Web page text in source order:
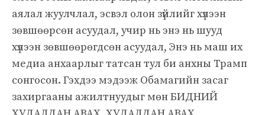
аялал жуулчлал, эсвэл олон зүйлийг хүлээн
зөвшөөрсөн асуудал, учир нь энэ нь шууд
хүлээн зөвшөөрөгдсөн асуудал, Энэ нь маш их
медиа анхаарлыг татсан тул би анхны Трамп
сонгосон. Гэхдээ мэдээж Обамагийн засаг
захиргааны ажилтнуудыг мөн БИДНИЙ